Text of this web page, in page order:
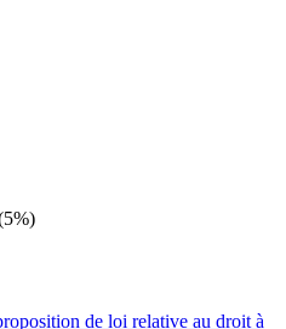
5%)
de loi relative au droit à